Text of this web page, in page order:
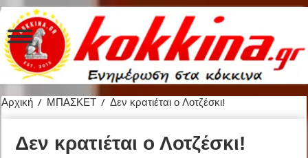
Αρχική / ΜΠΑΣΚΕΤ / Δεν κρατιέται ο Λοτζέσκι!
Δεν κρατιέται ο Λοτζέσκι!